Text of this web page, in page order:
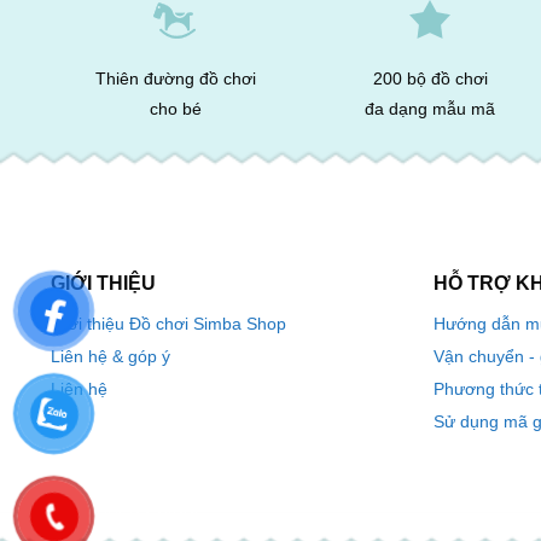
Thiên đường đồ chơi
cho bé
200 bộ đồ chơi
đa dạng mẫu mã
GIỚI THIỆU
Giới thiệu Đồ chơi Simba Shop
Liên hệ & góp ý
Liên hệ
HỖ TRỢ
Hướng dẫn
Vận chuyển -
Phương thức
Sử dụng mã